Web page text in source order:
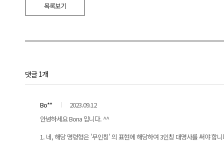
목록보기
댓글 1개
Bo**
2023.09.12
안녕하세요 Bona 입니다. ^^
1. 네, 해당 명령형은 '무인칭' 의 표현에 해당하여 3인칭 대명사를 써야 합